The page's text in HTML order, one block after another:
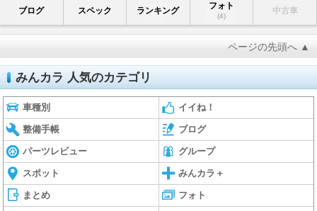
ブログ スペック ランキング フォト
(4)
中古車
ページの先頭へ ▲
みんカラ 人気のカテゴリ
車種別 イイね！
整備手帳 ブログ
パーツレビュー グループ
スポット みんカラ＋
まとめ フォト